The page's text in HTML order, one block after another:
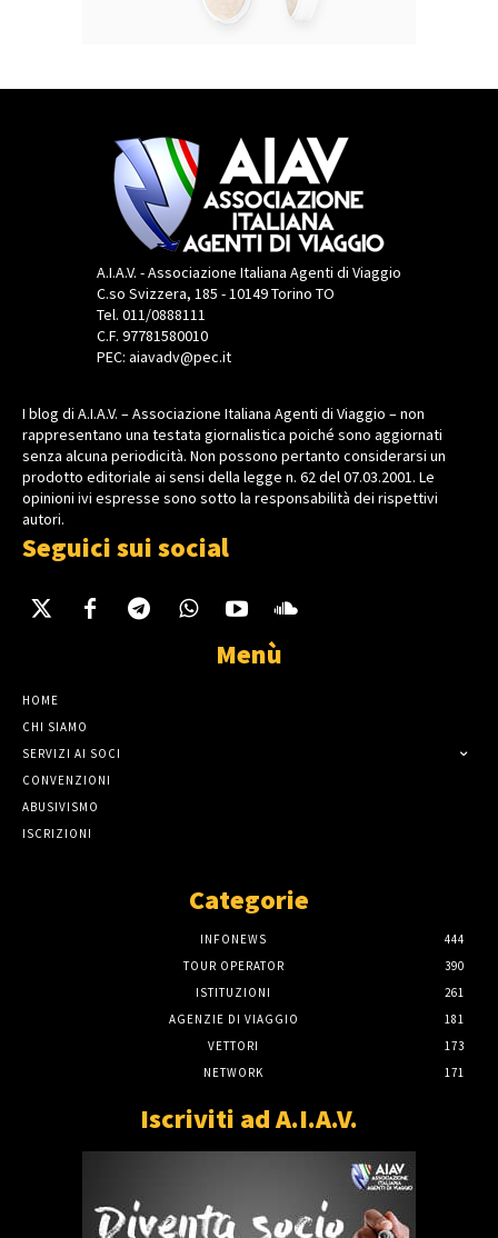
A.I.A.V. - Associazione Italiana Agenti di Viaggio
C.so Svizzera, 185 - 10149 Torino TO
Tel. 011/0888111
C.F. 97781580010
PEC: aiavadv@pec.it
I blog di A.I.A.V. – Associazione Italiana Agenti di Viaggio – non
rappresentano una testata giornalistica poiché sono aggiornati
senza alcuna periodicità. Non possono pertanto considerarsi un
prodotto editoriale ai sensi della legge n. 62 del 07.03.2001. Le
opinioni ivi espresse sono sotto la responsabilità dei rispettivi
autori.
Seguici sui social
Menù
HOME
CHI SIAMO
SERVIZI AI SOCI
CONVENZIONI
ABUSIVISMO
ISCRIZIONI
Categorie
INFONEWS
444
TOUR OPERATOR
390
ISTITUZIONI
261
AGENZIE DI VIAGGIO
181
VETTORI
173
NETWORK
171
Iscriviti ad A.I.A.V.